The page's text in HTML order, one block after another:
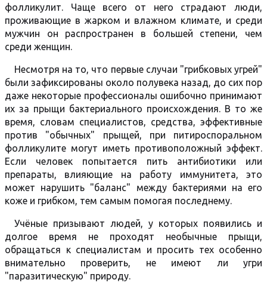
фолликулит. Чаще всего от него страдают люди,
проживающие в жарком и влажном климате, и среди
мужчин он распространен в большей степени, чем
среди женщин.
Несмотря на то, что первые случаи "грибковых угрей"
были зафиксированы около полувека назад, до сих пор
даже некоторые профессионалы ошибочно принимают
их за прыщи бактериального происхождения. В то же
время, словам специалистов, средства, эффективные
против "обычных" прыщей, при питироспоральном
фолликулите могут иметь противоположный эффект.
Если человек попытается пить антибиотики или
препараты, влияющие на работу иммунитета, это
может нарушить "баланс" между бактериями на его
коже и грибком, тем самым помогая последнему.
Учёные призывают людей, у которых появились и
долгое время не проходят необычные прыщи,
обращаться к специалистам и просить тех особенно
внимательно проверить, не имеют ли угри
"паразитическую" природу.